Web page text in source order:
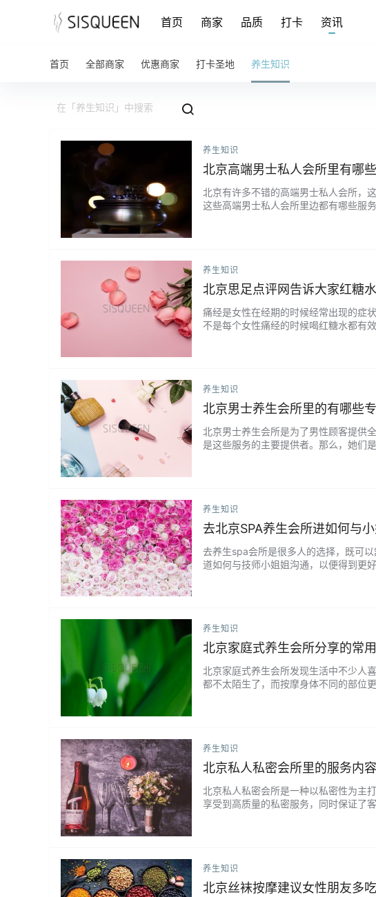
首页 商家 品质 打卡 资讯
首页 全部商家 优惠商家 打卡圣地 养生知识
养生知识
北京高端男士私人会所里有哪
北京有许多不错的高端男士私人会所，
这些高端男士私人会所里边都有哪些服
养生知识
北京思足点评网告诉大家红糖
痛经是女性在经期的时候经常出现的症
不是每个女性痛经的时候喝红糖水都有
养生知识
北京男士养生会所里的有哪些
北京男士养生会所是为了男性顾客提供
是这些服务的主要提供者。那么，她们
养生知识
去北京SPA养生会所进如何与
去养生spa会所是很多人的选择，既可
道如何与技师小姐姐沟通，以便得到更
养生知识
北京家庭式养生会所分享的常
北京家庭式养生会所发现生活中不少人
都不太陌生了，而按摩身体不同的部位
养生知识
北京私人私密会所里的服务内
北京私人私密会所是一种以私密性为主
享受到高质量的私密服务，同时保证了
养生知识
北京丝袜按摩建议女性朋友多